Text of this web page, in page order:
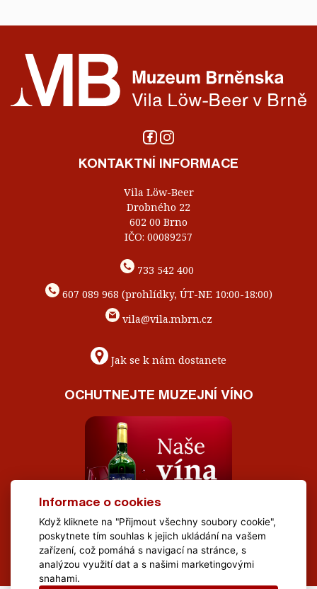
KONTAKTNÍ INFORMACE
Vila Löw-Beer
Drobného 22
602 00 Brno
IČO: 00089257
733 542 400
607 089 968 (prohlídky, ÚT-NE 10:00-18:00)
vila@vila.mbrn.cz
Jak se k nám dostanete
OCHUTNEJTE MUZEJNÍ VÍNO
Informace o cookies
Když kliknete na "Přijmout všechny soubory cookie",
poskytnete tím souhlas k jejich ukládání na vašem
zařízení, což pomáhá s navigací na stránce, s
analýzou využití dat a s našimi marketingovými
snahami.